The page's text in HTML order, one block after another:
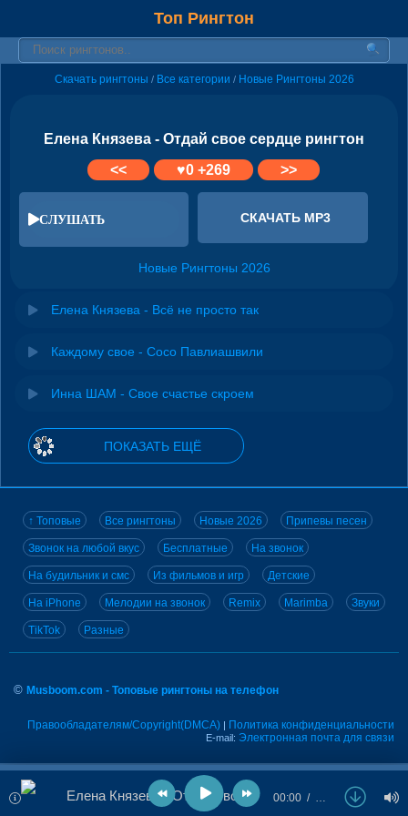
Топ Рингтон
Скачать рингтоны / Все категории / Новые Рингтоны 2026
Елена Князева - Отдай свое сердце рингтон
<<
♥0+269 >>
СЛУШАТЬ СКАЧАТЬ MP3
Новые Рингтоны 2026
Елена Князева - Всё не просто так
Каждому свое - Сосо Павлиашвили
Инна ШАМ - Свое счастье скроем
ПОКАЗАТЬ ЕЩЁ
↑ Топовые Все рингтоны Новые 2026 Припевы песен
Звонок на любой вкус Бесплатные На звонок
На будильник и смс Из фильмов и игр Детские
На iPhone Мелодии на звонок Remix Marimba Звуки
TikTok Разные
© Musboom.com - Топовые рингтоны на телефон
Правообладателям/Copyright(DMCA) | Политика конфиденциальности
E-mail: Электронная почта для связи
Елена Князева - Отдай свое сердце 00:00 …